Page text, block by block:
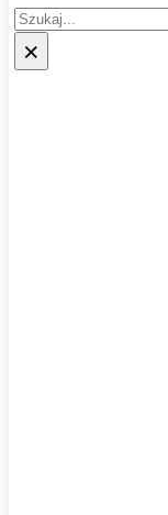
Szukaj
×